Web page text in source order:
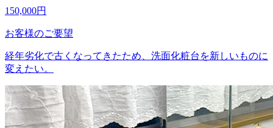
150,000円
お客様のご要望
経年劣化で古くなってきたため、洗面化粧台を新しいものに
変えたい。